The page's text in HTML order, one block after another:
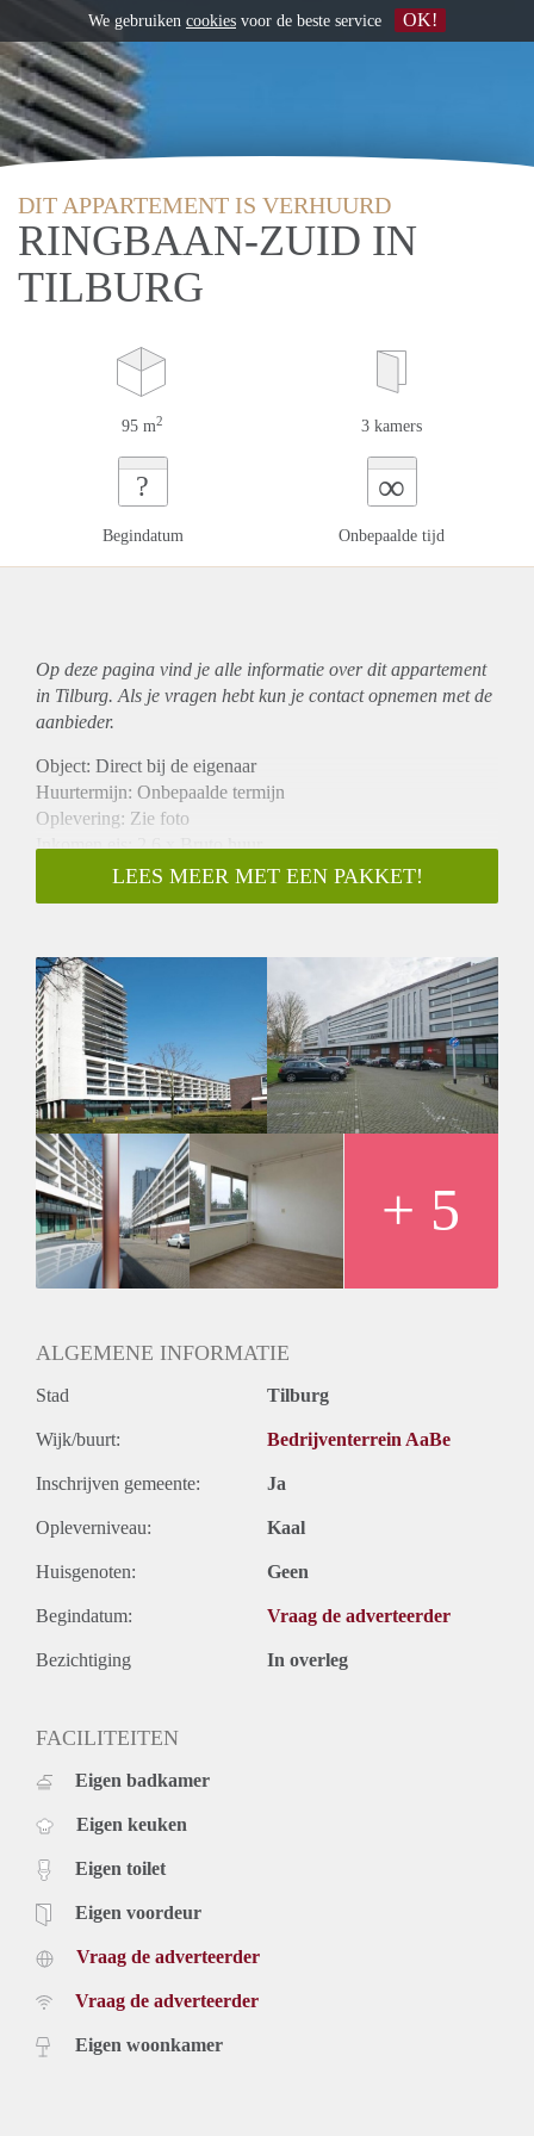
DIT APPARTEMENT IS VERHUURD
RINGBAAN-ZUID IN
TILBURG
95 m2 3 kamers
?
Begindatum
∞
Onbepaalde tijd
Op deze pagina vind je alle informatie over ditappartement
in Tilburg. Als je vragen hebt kun je contact opnemen met de
aanbieder.
Object: Direct bij de eigenaar
Huurtermijn: Onbepaalde termijn
Oplevering: Zie foto
Inkomen eis: 2,6 x Bruto huur
Garantiestelling mogelijk: Ja
Borg: 1 Maand
Huisdieren toegestaan: Afhankelijk van de Eigenaar
Huurtoeslag grens: Nee
Geschikt voor studenten: Afhankelijk van de Eigenaar
LEES MEER MET EEN PAKKET!
+ 5
ALGEMENE INFORMATIE
Stad Tilburg
Wijk/buurt: Bedrijventerrein AaBe
Inschrijven gemeente: Ja
Opleverniveau: Kaal
Huisgenoten: Geen
Begindatum: Vraag de adverteerder
Bezichtiging In overleg
FACILITEITEN
Eigen badkamer
Eigen keuken
Eigen toilet
Eigen voordeur
Vraag de adverteerder
Vraag de adverteerder
Eigen woonkamer
We gebruiken cookies voor de beste service OK!